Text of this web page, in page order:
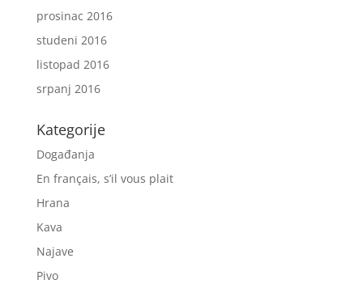
prosinac 2016
studeni 2016
listopad 2016
srpanj 2016
Kategorije
Događanja
En français, s’il vous plait
Hrana
Kava
Najave
Pivo